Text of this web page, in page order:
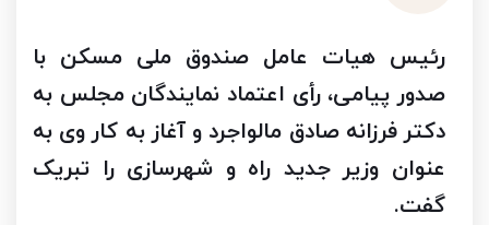
رئیس هیات عامل صندوق ملی مسکن با
صدور پیامی، رأی اعتماد نمایندگان مجلس به
دکتر فرزانه صادق مالواجرد و آغاز به کار وی به
عنوان وزیر جدید راه و شهرسازی را تبریک
گفت.